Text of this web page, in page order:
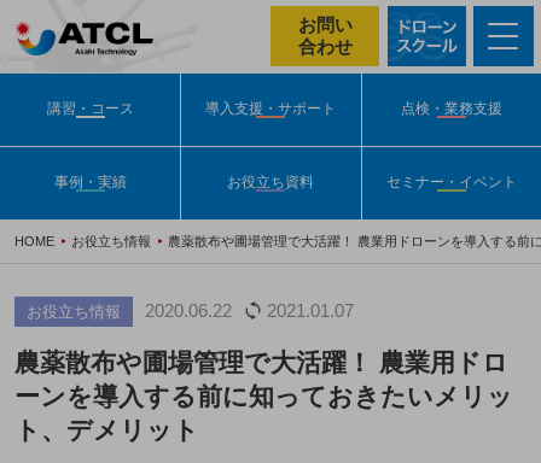
お問い
合わせ
講習・コース 導入支援・サポート 点検・業務支援
事例・実績 お役立ち資料 セミナー・イベント
HOME お役立ち情報 農薬散布や圃場管理で大活躍！ 農業用ドローンを導入する前
お役立ち情報 2020.06.22 2021.01.07
農薬散布や圃場管理で大活躍！ 農業用ドロ
ーンを導入する前に知っておきたいメリッ
ト、デメリット